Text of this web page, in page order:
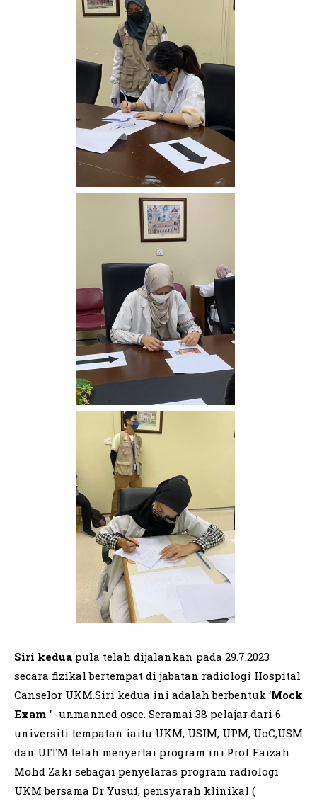
Siri kedua pula telah dijalankan pada 29.7.2023
secara fizikal bertempat di jabatan radiologi Hospital
Canselor UKM.Siri kedua ini adalah berbentuk ‘Mock
Exam ‘ -unmanned osce. Seramai 38 pelajar dari 6
universiti tempatan iaitu UKM, USIM, UPM, UoC,USM
dan UITM telah menyertai program ini.Prof Faizah
Mohd Zaki sebagai penyelaras program radiologi
UKM bersama Dr Yusuf, pensyarah klinikal (